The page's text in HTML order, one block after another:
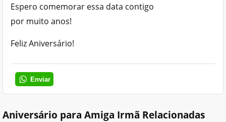
Espero comemorar essa data contigo
por muito anos!
Feliz Aniversário!
Enviar
Aniversário para Amiga Irmã Relacionadas